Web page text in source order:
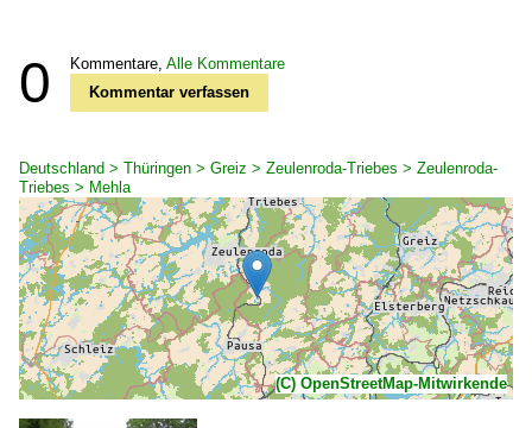
0 Kommentare, Alle Kommentare
Kommentar verfassen
Deutschland > Thüringen > Greiz > Zeulenroda-Triebes > Zeulenroda-
Triebes > Mehla
(C) OpenStreetMap-Mitwirkende